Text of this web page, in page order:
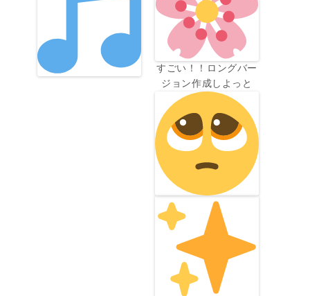
すごい！！ロングバー
ジョン作成しよっと